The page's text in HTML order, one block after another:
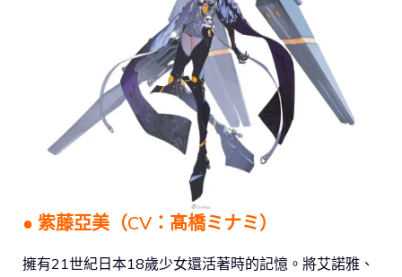
● 紫藤亞美（CV：髙橋ミナミ）
擁有21世紀日本18歲少女還活著時的記憶。將艾諾雅、